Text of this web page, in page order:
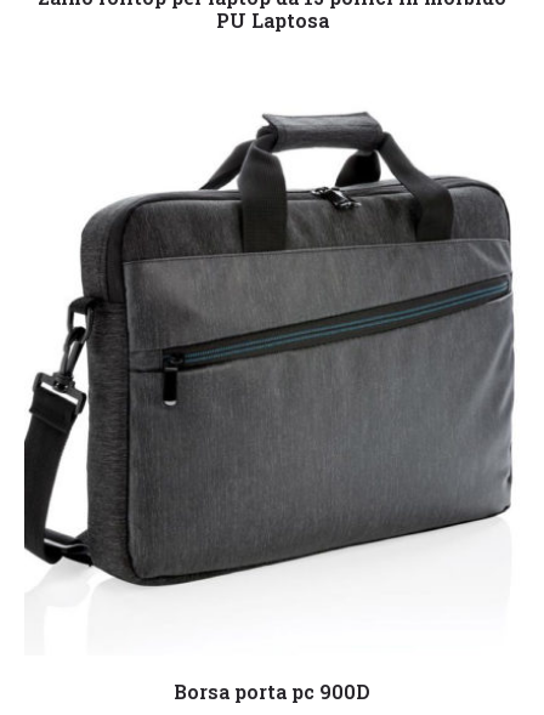
PU Laptosa
Leggi tutto
Borsa porta pc 900D